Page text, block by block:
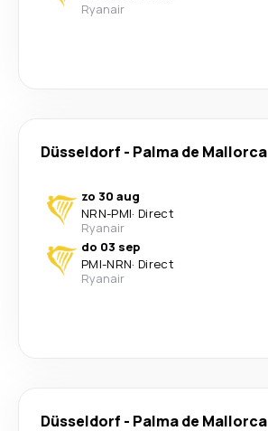
Ryanair
Düsseldorf - Palma de Mallorca
zo 30 aug
NRN-PMI· Direct
Ryanair
do 03 sep
PMI-NRN· Direct
Ryanair
Düsseldorf - Palma de Mallorca